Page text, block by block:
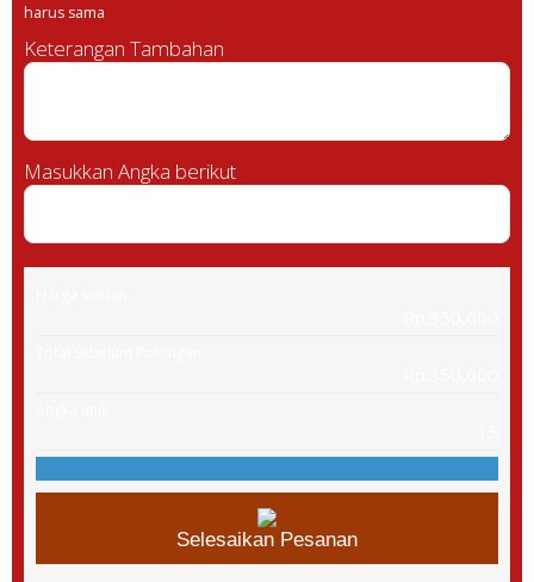
harus sama
Keterangan Tambahan
Masukkan Angka berikut
Selesaikan Pesanan